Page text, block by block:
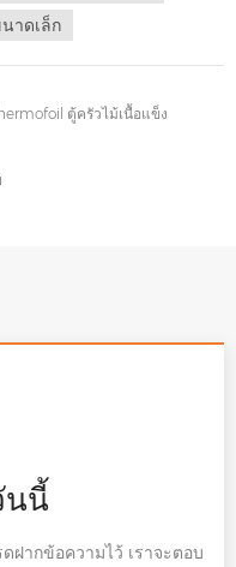
าดเล็ก
ตู้ครัวไม้เนื้อแข็ง
นนี้
ากข้อความไว้ เราจะตอบ